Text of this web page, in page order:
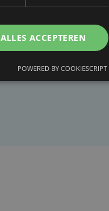
ALLES ACCEPTEREN
POWERED BY COOKIESCRIPT